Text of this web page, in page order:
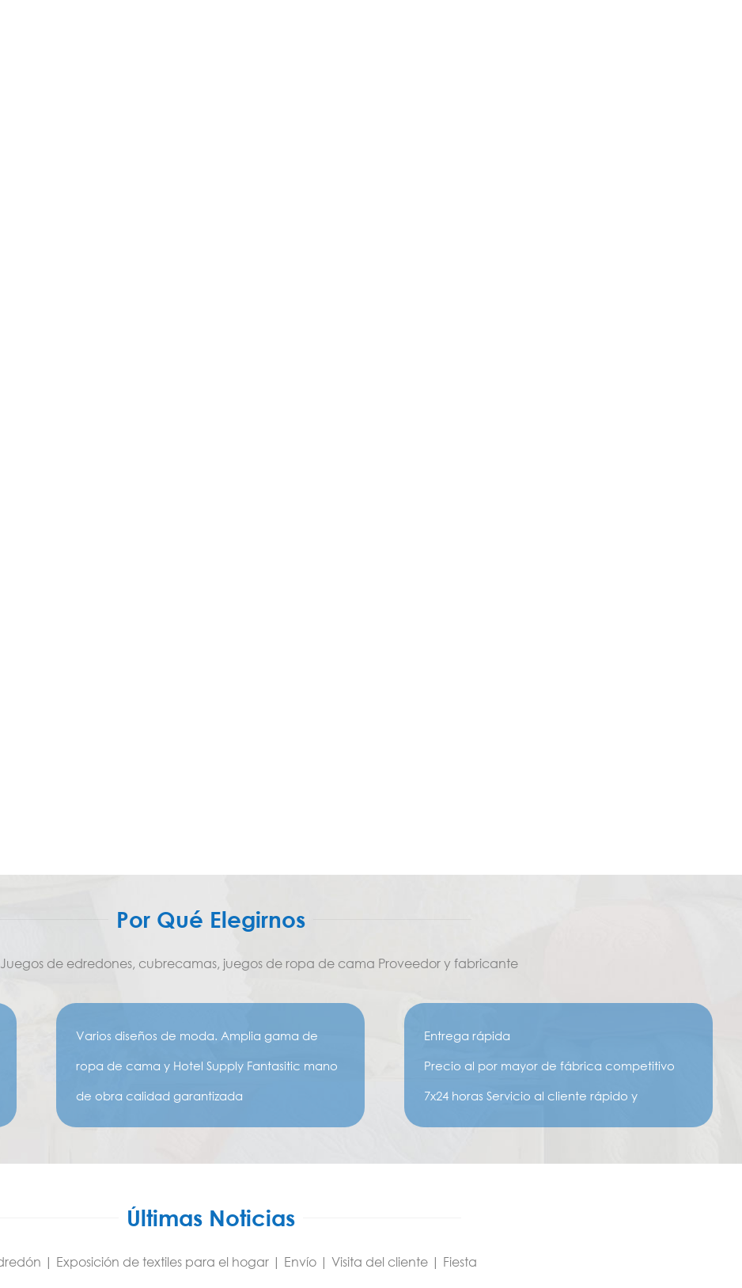
Por Qué Elegirnos
de edredones, cubrecamas, juegos de ropa de cama Proveedor y fabricante
Varios diseños de moda. Amplia gama de
ropa de cama y Hotel Supply Fantasitic mano
de obra calidad garantizada
Entrega rápida
Precio al por mayor de fábrica competitivo
7x24 horas Servicio al cliente rápido y
amigable
Últimas Noticias
| Exposición de textiles para el hogar | Envío | Visita del cliente | Fiesta